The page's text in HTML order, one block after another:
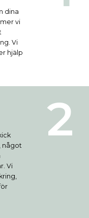
dina
vi
Vi
hjälp
något
Vi